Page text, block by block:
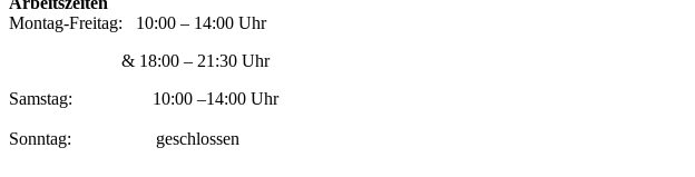
Montag-Freitag: 10:00 – 14:00 Uhr
& 18:00 – 21:30 Uhr
Samstag: 10:00 –14:00 Uhr
Sonntag: geschlossen